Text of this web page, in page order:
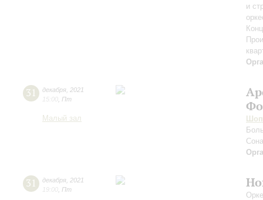
и
31 декабря 2021
15:00 Пт
Малый зал
31 декабря 2021
19:00 Пт